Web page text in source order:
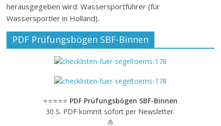
herausgegeben wird: Wassersportführer (für
Wassersportler in Holland).
PDF Prüfungsbögen SBF-Binnen
⭐⭐⭐⭐⭐ PDF Prüfungsbögen SBF-Binnen
30 S. PDF kommt sofort per Newsletter.
⛵